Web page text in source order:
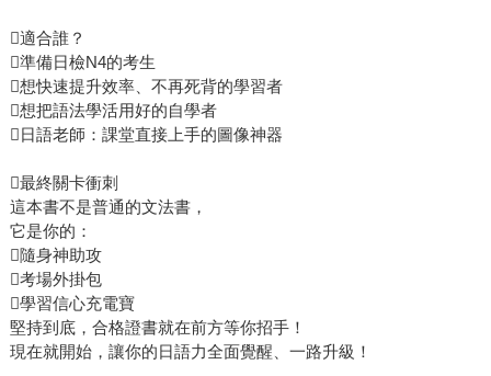
適合誰？
準備日檢N4的考生
想快速提升效率、不再死背的學習者
想把語法學活用好的自學者
日語老師：課堂直接上手的圖像神器
最終關卡衝刺
這本書不是普通的文法書，
它是你的：
隨身神助攻
考場外掛包
學習信心充電寶
堅持到底，合格證書就在前方等你招手！
現在就開始，讓你的日語力全面覺醒、一路升級！